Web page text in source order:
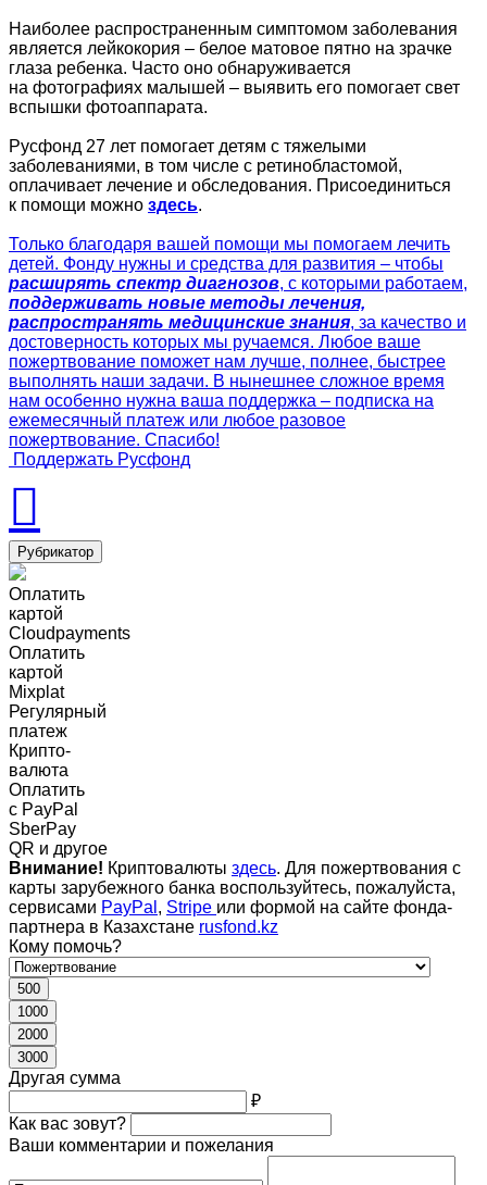
Наиболее распространенным симптомом заболевания
является лейкокория – белое матовое пятно на зрачке
глаза ребенка. Часто оно обнаруживается
на фотографиях малышей – выявить его помогает свет
вспышки фотоаппарата.
Русфонд 27 лет помогает детям с тяжелыми
заболеваниями, в том числе с ретинобластомой,
оплачивает лечение и обследования. Присоединиться
к помощи можно здесь.
Только благодаря вашей помощи мы помогаем лечить
детей. Фонду нужны и средства для развития – чтобы
расширять спектр диагнозов, с которыми работаем,
поддерживать новые методы лечения,
распространять медицинские знания, за качество и
достоверность которых мы ручаемся. Любое ваше
пожертвование поможет нам лучше, полнее, быстрее
выполнять наши задачи. В нынешнее сложное время
нам особенно нужна ваша поддержка – подписка на
ежемесячный платеж или любое разовое
пожертвование. Спасибо!
Поддержать Русфонд
Рубрикатор
Оплатить
картой
Cloudpayments
Оплатить
картой
Mixplat
Регулярный
платеж
Крипто-
валюта
Оплатить
c PayPal
SberPay
QR и другое
Внимание! Криптовалюты здесь. Для пожертвования с
карты зарубежного банка воспользуйтесь, пожалуйста,
сервисами PayPal , Stripe или формой на сайте фонда-
партнера в Казахстане rusfond.kz
Кому помочь?
500
1000
2000
3000
Другая сумма
₽
Как вас зовут?
Ваши комментарии и пожелания